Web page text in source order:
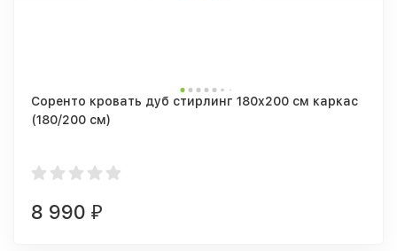
Соренто кровать дуб стирлинг 180x200 см каркас
(180/200 см)
8 990 ₽